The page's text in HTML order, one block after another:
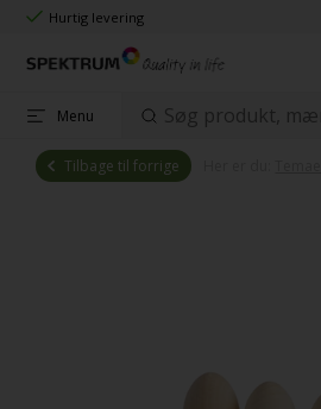
Hurtig levering
Menu
Tilbage til forrige